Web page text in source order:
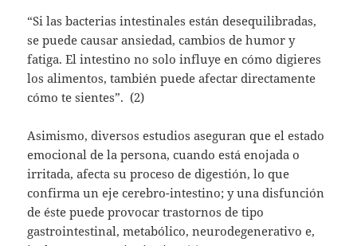
“Si las bacterias intestinales están desequilibradas,
se puede causar ansiedad, cambios de humor y
fatiga. El intestino no solo influye en cómo digieres
los alimentos, también puede afectar directamente
cómo te sientes”. (2)
Asimismo, diversos estudios aseguran que el estado
emocional de la persona, cuando está enojada o
irritada, afecta su proceso de digestión, lo que
confirma un eje cerebro-intestino; y una disfunción
de éste puede provocar trastornos de tipo
gastrointestinal, metabólico, neurodegenerativo e,